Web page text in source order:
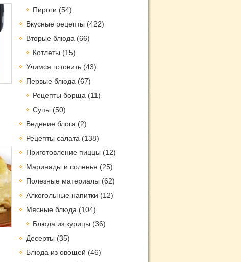
Пироги (54)
Вкусные рецепты (422)
Вторые блюда (66)
Котлеты (15)
Учимся готовить (43)
Первые блюда (67)
Рецепты борща (11)
Супы (50)
Ведение блога (2)
Рецепты салата (138)
Приготовление пиццы (12)
Маринады и соленья (25)
Полезные материалы (62)
Алкогольные напитки (12)
Мясные блюда (104)
Блюда из курицы (36)
Десерты (35)
Блюда из овощей (46)